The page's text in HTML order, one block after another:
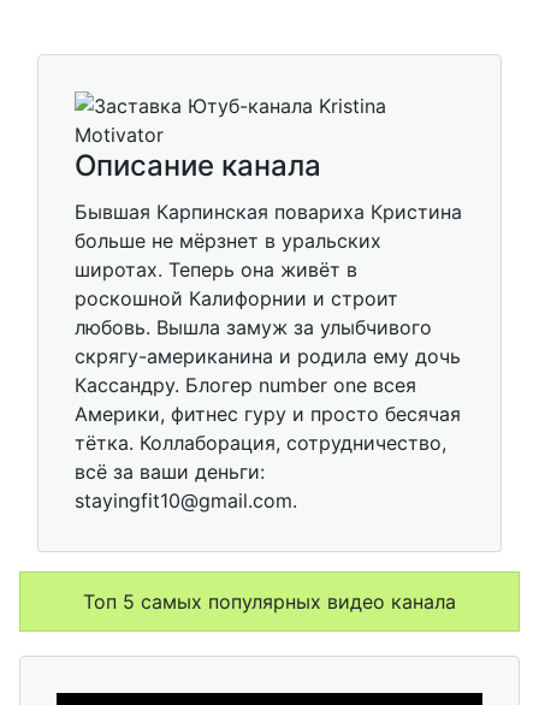
Описание канала
Бывшая Карпинская повариха Кристина
больше не мёрзнет в уральских
широтах. Теперь она живёт в
роскошной Калифорнии и строит
любовь. Вышла замуж за улыбчивого
скрягу-американина и родила ему дочь
Кассандру. Блогер number one всея
Америки, фитнес гуру и просто бесячая
тётка. Коллаборация, сотрудничество,
всё за ваши деньги:
stayingfit10@gmail.com.
Топ 5 самых популярных видео канала